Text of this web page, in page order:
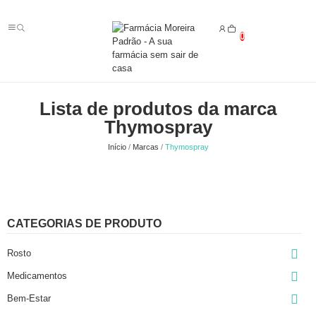
0
Lista de produtos da marca
Thymospray
Início Marcas Thymospray
CATEGORIAS DE PRODUTO
Rosto 
Medicamentos 
Bem-Estar 